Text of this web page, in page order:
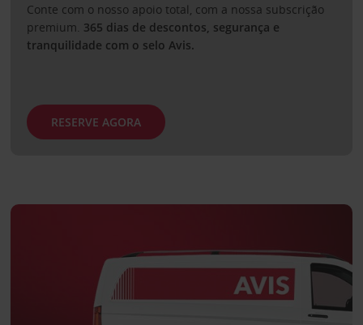
Conte com o nosso apoio total, com a nossa subscrição
premium. 365 dias de descontos, segurança e
tranquilidade com o selo Avis.
RESERVE AGORA